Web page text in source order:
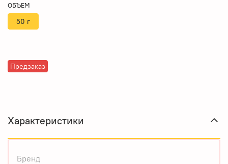
Предзаказ
ОБЪЕМ
50 г
Характеристики
Бренд